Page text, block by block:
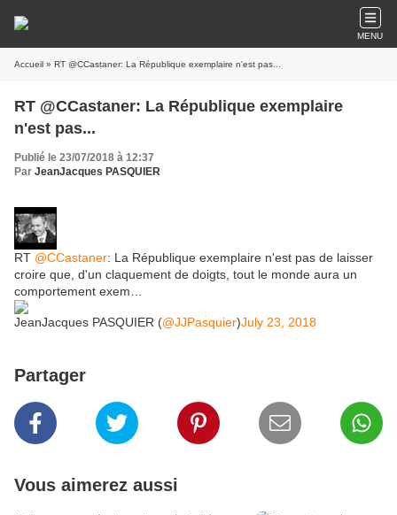
MENU
Accueil » RT @CCastaner: La République exemplaire n'est pas...
RT @CCastaner: La République exemplaire
n'est pas...
Publié le 23/07/2018 à 12:37
Par JeanJacques PASQUIER
RT @CCastaner: La République exemplaire n'est pas de laisser
croire que, d'un claquement de doigts, tout le monde aura un
comportement exem…
JeanJacques PASQUIER (@JJPasquier)July 23, 2018
Partager
Vous aimerez aussi